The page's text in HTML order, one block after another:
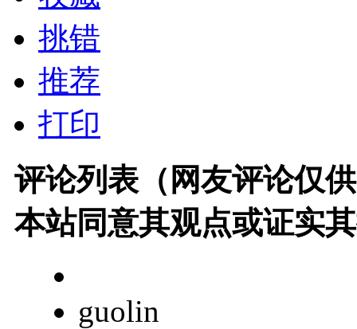
挑错
推荐
打印
评论列表（网友评论仅
本站同意其观点或证实
guolin